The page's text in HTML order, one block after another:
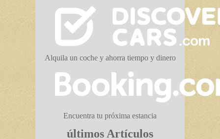
Alquila un coche y ahorra tiempo y dinero
Encuentra tu próxima estancia
últimos Artículos